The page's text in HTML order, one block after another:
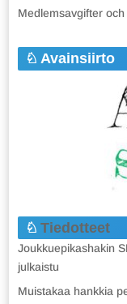
Medlemsavgifter
Avainsiirto
Tiedotteet
Joukkuepikashakin
julkaistu
Muistakaa hankkia